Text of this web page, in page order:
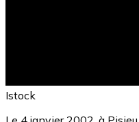
Istock